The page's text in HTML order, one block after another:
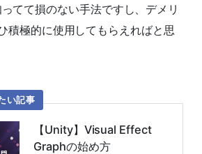
てて損のない手法ですし、デメリ
積極的に使用してもらえればと思
い記事
【Unity】Visual Effect
Graphの始め方